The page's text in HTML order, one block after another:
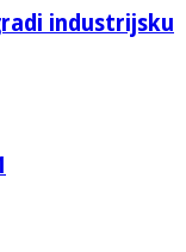
industrijsku